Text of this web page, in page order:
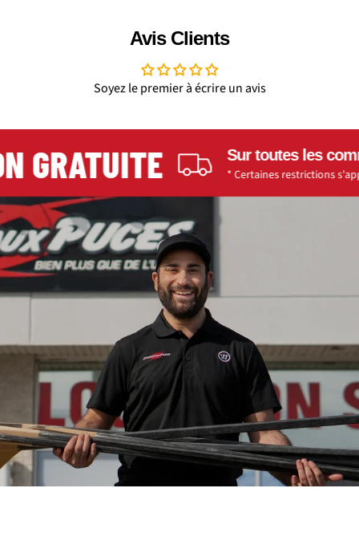
Avis Clients
Soyez le premier à écrire un avis
Sur toutes les
* Certaines restrictions